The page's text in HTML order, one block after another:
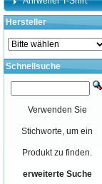
Hersteller
Schnellsuche
Verwenden Sie
Stichworte, um ein
Produkt zu finden.
erweiterte Suche